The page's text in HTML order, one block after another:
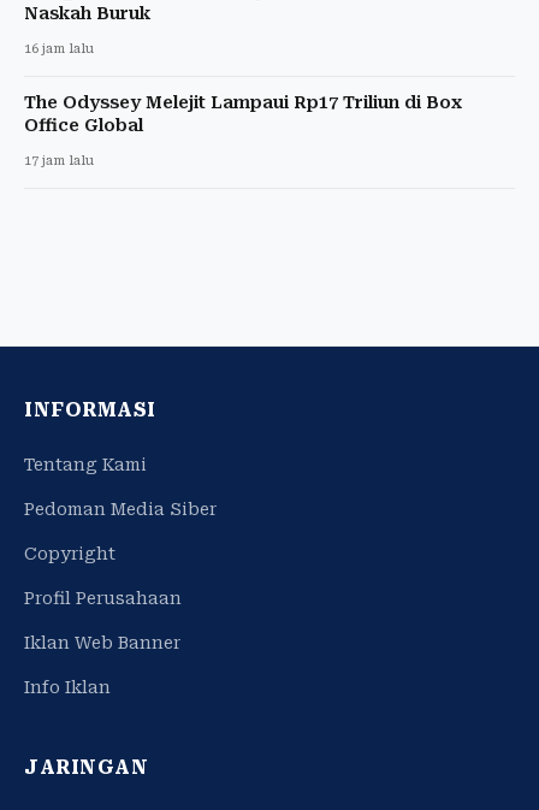
Naskah Buruk
16 jam lalu
The Odyssey Melejit Lampaui Rp17 Triliun di Box
Office Global
17 jam lalu
INFORMASI
Tentang Kami
Pedoman Media Siber
Copyright
Profil Perusahaan
Iklan Web Banner
Info Iklan
JARINGAN